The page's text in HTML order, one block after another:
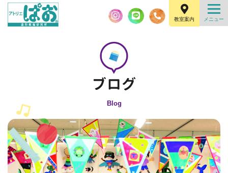
教室案内
Blog